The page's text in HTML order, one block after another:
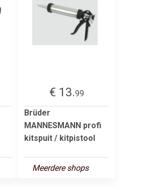
€ 13.99
Brüder
MANNESMANN profi
kitspuit / kitpistool
Meerdere shops